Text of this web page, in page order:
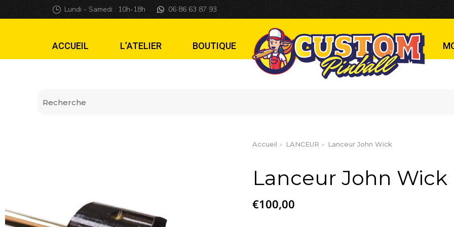
Lanceur John Wick
Lundi - Samedi : 10h-18h 06 86 63 87 93
ACCUEIL L’ATELIER BOUTIQUE
Vous êtes ici :
Accueil LANCEUR Lanceur John Wick
Lanceur John Wick
€100,00